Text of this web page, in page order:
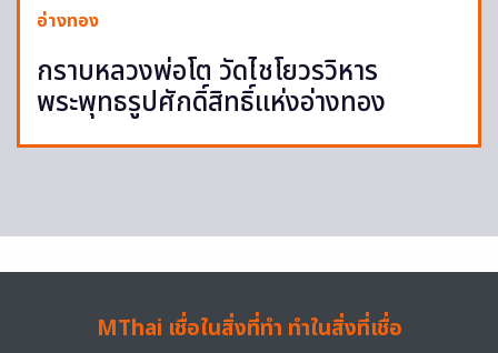
อ่างทอง
กราบหลวงพ่อโต วัดไชโยวรวิหาร
พระพุทธรูปศักดิ์สิทธิ์แห่งอ่างทอง
MThai เชื่อในสิ่งที่ทำ ทำในสิ่งที่เชื่อ